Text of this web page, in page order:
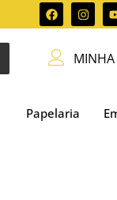
Papelaria